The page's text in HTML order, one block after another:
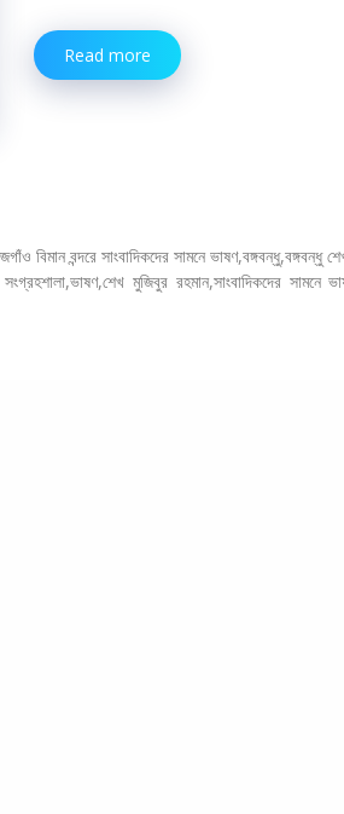
Read more
বিমান বন্দরে সাংবাদিকদের সামনে ভাষণ,বঙ্গবন্ধু,বঙ্গবন্ধু
,ভাষণ,শেখ মুজিবুর রহমান,সাংবাদিকদের সামনে